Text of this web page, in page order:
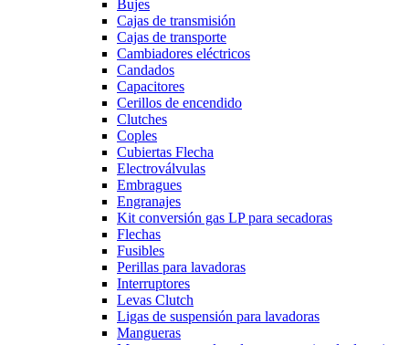
Bujes
Cajas de transmisión
Cajas de transporte
Cambiadores eléctricos
Candados
Capacitores
Cerillos de encendido
Clutches
Coples
Cubiertas Flecha
Electroválvulas
Embragues
Engranajes
Kit conversión gas LP para secadoras
Flechas
Fusibles
Perillas para lavadoras
Interruptores
Levas Clutch
Ligas de suspensión para lavadoras
Mangueras